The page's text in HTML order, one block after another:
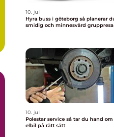
10. jul
Hyra buss i göteborg så planerar du en
smidig och minnesvärd gruppresa
10. jul
Polestar service så tar du hand om din
elbil på rätt sätt